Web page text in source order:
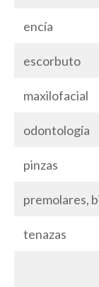
encía
escorbuto
maxilofacial
odontología
pinzas
premolares,
tenazas